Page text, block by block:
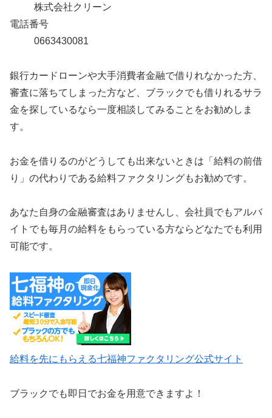
株式会社クリーン
電話番号
0663430081
銀行カードローンや大手消費者金融で借りれなかった方、
審査に落ちてしまった方など、ブラックでも借りれるサラ
金を探しているなら一度相談してみることをお勧めしま
す。
お金を借りるのがどうしても出来ないときは「給料の前借
り」の代わりである給料ファクタリングもお勧めです。
あなた自身の金融審査はありませんし、会社員でもアルバ
イトでも毎月の給料をもらっている方ならどなたでも利用
可能です。
給料を先にもらえる七福神ファクタリング公式サイト
ブラックでも即日でお金を用意できますよ！